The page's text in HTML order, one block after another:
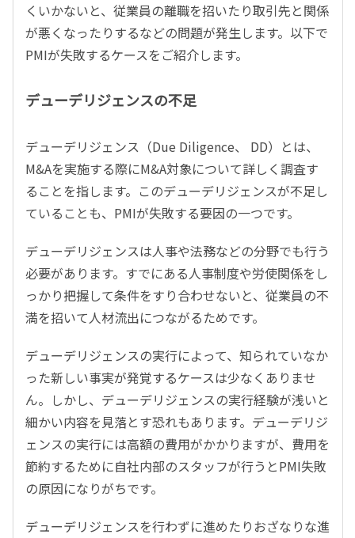
くいかないと、従業員の離職を招いたり取引先と関係
が悪くなったりするなどの問題が発生します。以下で
PMIが失敗するケースをご紹介します。
デューデリジェンスの不足
デューデリジェンス（Due Diligence、 DD）とは、
M&Aを実施する際にM&A対象について詳しく調査す
ることを指します。このデューデリジェンスが不足し
ていることも、PMIが失敗する要因の一つです。
デューデリジェンスは人事や法務などの分野でも行う
必要があります。すでにある人事制度や労使関係をし
っかり把握して条件をすり合わせないと、従業員の不
満を招いて人材流出につながるためです。
デューデリジェンスの実行によって、知られていなか
った新しい事実が発覚するケースは少なくありませ
ん。しかし、デューデリジェンスの実行経験が浅いと
細かい内容を見落とす恐れもあります。デューデリジ
ェンスの実行には高額の費用がかかりますが、費用を
節約するために自社内部のスタッフが行うとPMI失敗
の原因になりがちです。
デューデリジェンスを行わずに進めたりおざなりな進